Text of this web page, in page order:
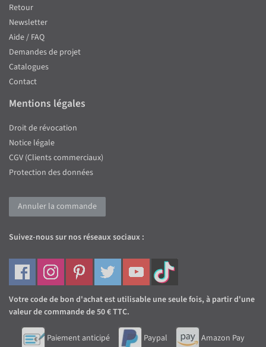
Retour
Newsletter
Aide / FAQ
Demandes de projet
Catalogues
Contact
Mentions légales
Droit de révocation
Notice légale
CGV (Clients commerciaux)
Protection des données
Annuler la commande
Suivez-nous sur nos réseaux sociaux :
Votre code de bon d'achat est utilisable une seule fois, à partir d'une
valeur de commande de 50 € TTC.
Paiement anticipé Paypal Amazon Pay